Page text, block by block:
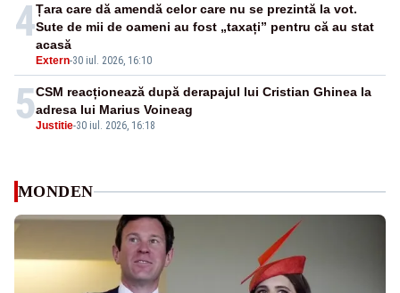
4
Extern-30 iul. 2026, 16:10
Țara care dă amendă celor care nu se prezintă la vot.
Sute de mii de oameni au fost „taxați” pentru că au stat
acasă
5Justitie-30 iul. 2026, 16:18
CSM reacționează după derapajul lui Cristian Ghinea la
adresa lui Marius Voineag
MONDEN